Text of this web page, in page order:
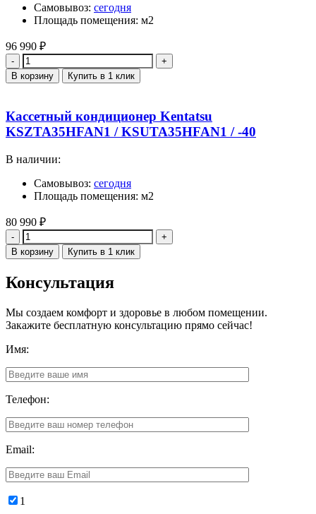
Самовывоз: сегодня
Площадь помещения: м2
96 990 ₽
Количество
В корзину Купить в 1 клик
Кассетный кондиционер Kentatsu
KSZTA35HFAN1 / KSUTA35HFAN1 / -40
В наличии:
Самовывоз: сегодня
Площадь помещения: м2
80 990 ₽
Количество
В корзину Купить в 1 клик
Консультация
Мы создаем комфорт и здоровье в любом помещении.
Закажите бесплатную консультацию прямо сейчас!
Имя:
Телефон:
Email:
1